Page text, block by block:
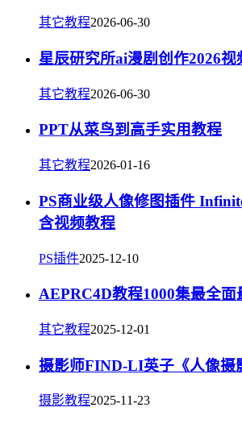
其它教程2026-06-30
星辰研究所ai漫剧创作2026视
其它教程2026-06-30
PPT从菜鸟到高手实用教程
其它教程2026-01-16
PS商业级人像修图插件
含视频教程
PS插件2025-12-10
AEPRC4D教程1000集最全面
其它教程2025-12-01
摄影师FIND-LI英子《人像摄
摄影教程2025-11-23